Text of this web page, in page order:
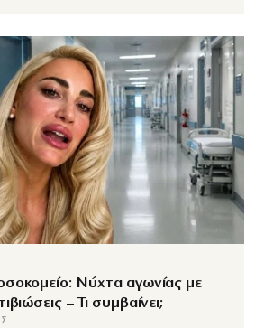
Νύχτα αγωνίας με
– Τι συμβαίνει;